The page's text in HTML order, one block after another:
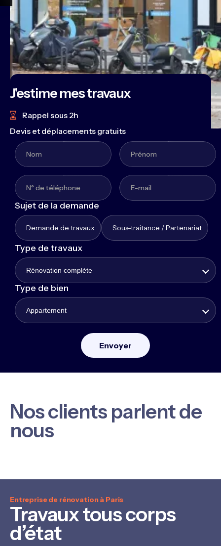
J'estime mes travaux
Rappel sous 2h
Devis et déplacements gratuits
Sujet de la demande
Demande de travaux Sous-traitance / Partenariat
Type de travaux
Rénovation complète
Type de bien
Appartement
Nos clients parlent de
nous
Entreprise de rénovation à Paris
Travaux tous corps
d’état